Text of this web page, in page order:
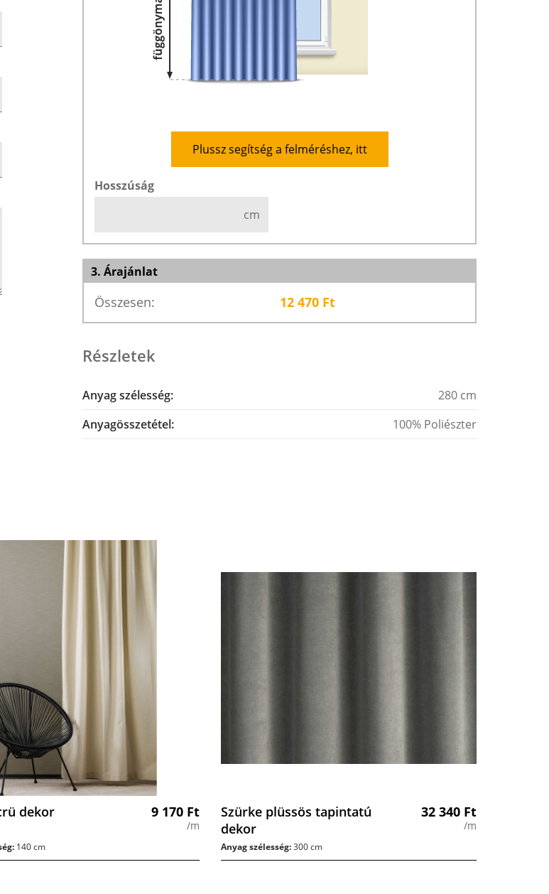
Plussz segítség a felméréshez, itt
Hosszúság
cm
3. Árajánlat
Összesen: 12 470Ft
Részletek
Anyag szélesség:
280 cm
Anyagösszetétel:
100% Poliészter
dekor 9 170 Ft
/m
140 cm
Szürke plüssös tapintatú
dekor
32 340 Ft
/m
Anyag szélesség:300 cm